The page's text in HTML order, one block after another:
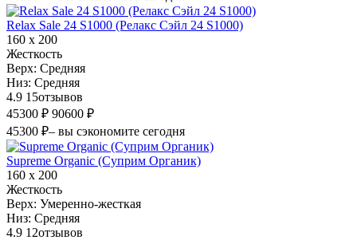
Relax Sale 24 S1000 (Релакс Сэйл 24 S1000)
160 х 200
Жесткость
Верх: Средняя
Низ: Средняя
4.9 15отзывов
45300 ₽ 90600 ₽
45300 ₽– вы сэкономите сегодня
Supreme Organic (Суприм Органик)
160 х 200
Жесткость
Верх: Умеренно-жесткая
Низ: Средняя
4.9 12отзывов